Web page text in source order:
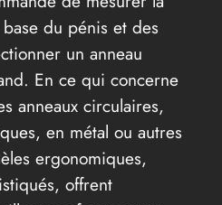
du pénis et des
un anneau
En ce qui concerne
anneaux circulaires,
en métal ou autres
ergonomiques,
offrent